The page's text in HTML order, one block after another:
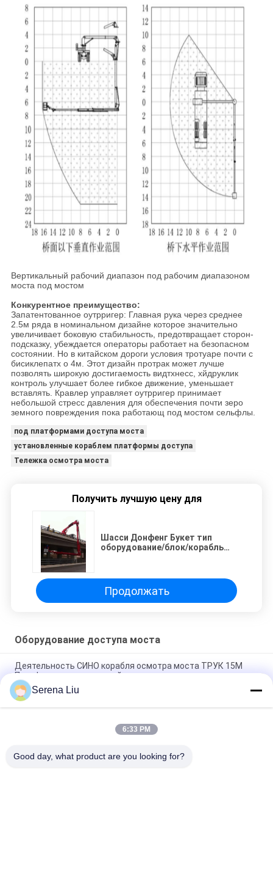
Вертикальный рабочий диапазон под рабочим диапазоном
моста под мостом
Конкурентное преимущество:
Запатентованное оутрригер: Главная рука через среднее
2.5м ряда в номинальном дизайне которое значительно
увеличивает боковую стабильность, предотвращает сторон-
подсказку, убеждается операторы работает на безопасном
состоянии. Но в китайском дороги условия тротуаре почти с
бисиклепатх о 4м. Этот дизайн протрак может лучше
позволять широкую достигаемость видтхнесс, хйдруклик
контроль улучшает более гибкое движение, уменьшает
вставлять. Кравлер управляет оутрригер принимает
небольшой стресс давления для обеспечения почти зеро
земного повреждения пока работающ под мостом сельфлы.
под платформами доступа моста
установленные кораблем платформы доступа
Тележка осмотра моста
Получить лучшую цену для
Шасси Донфенг Букет тип
оборудование/блок/корабль
Продолжать
Оборудование доступа моста
Деятельность СИНО корабля осмотра моста ТРУК 15М
Платфром легкая и легкий доступ
Тележка хорошее проведенное Перфермансе ККК Сноопер
моста прочного желтого цвета облегченная
Платформы осмотра моста ХОВО доступ мобильной
Serena Liu
6:33 PM
Good day, what product are you looking for?